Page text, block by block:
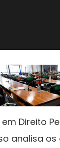
Direito
analisa